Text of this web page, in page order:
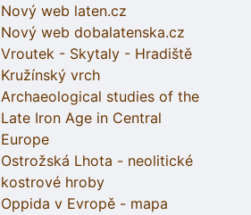
Nový web laten.cz
Nový web dobalatenska.cz
Vroutek - Skytaly - Hradiště
Kružínský vrch
Archaeological studies of the
Late Iron Age in Central
Europe
Ostrožská Lhota - neolitické
kostrové hroby
Oppida v Evropě - mapa